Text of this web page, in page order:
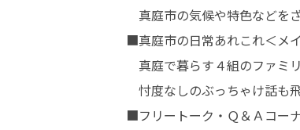
真庭市の気候や特色などを
■真庭市の日常あれこれ＜メ
真庭で暮らす４組のファミ
忖度なしのぶっちゃけ話も
■フリートーク・Ｑ＆Ａコー